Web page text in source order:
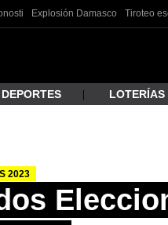
Explosión Damasco Tiroteo
¿Qué
DEPORTES LOTERÍAS
2023